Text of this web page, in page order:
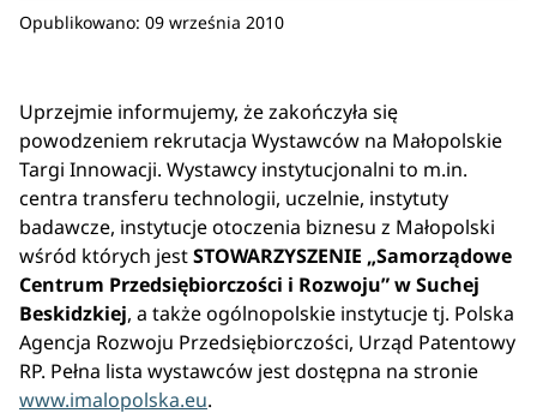
Opublikowano: 09 września 2010
Uprzejmie informujemy, że zakończyła się
powodzeniem rekrutacja Wystawców na Małopolskie
Targi Innowacji. Wystawcy instytucjonalni to m.in.
centra transferu technologii, uczelnie, instytuty
badawcze, instytucje otoczenia biznesu z Małopolski
wśród których jestSTOWARZYSZENIE „Samorządowe
Centrum Przedsiębiorczości i Rozwoju” w Suchej
Beskidzkiej, a także ogólnopolskie instytucje tj. Polska
Agencja Rozwoju Przedsiębiorczości, Urząd Patentowy
RP. Pełna lista wystawców jest dostępna na stronie
www.imalopolska.eu.